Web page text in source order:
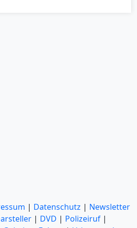
| Datenschutz | Newsletter
| DVD | Polizeiruf |